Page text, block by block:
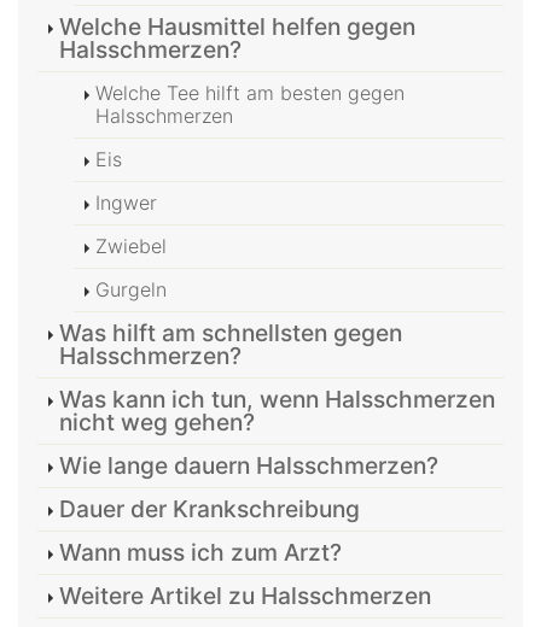
Welche Hausmittel helfen gegen
Halsschmerzen?
Welche Tee hilft am besten gegen
Halsschmerzen
Eis
Ingwer
Zwiebel
Gurgeln
Was hilft am schnellsten gegen
Halsschmerzen?
Was kann ich tun, wenn Halsschmerzen
nicht weg gehen?
Wie lange dauern Halsschmerzen?
Dauer der Krankschreibung
Wann muss ich zum Arzt?
Weitere Artikel zu Halsschmerzen